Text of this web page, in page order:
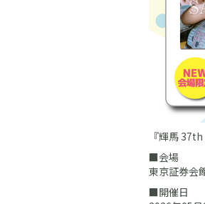
『輝馬
■会場
東京証券会
■開催日